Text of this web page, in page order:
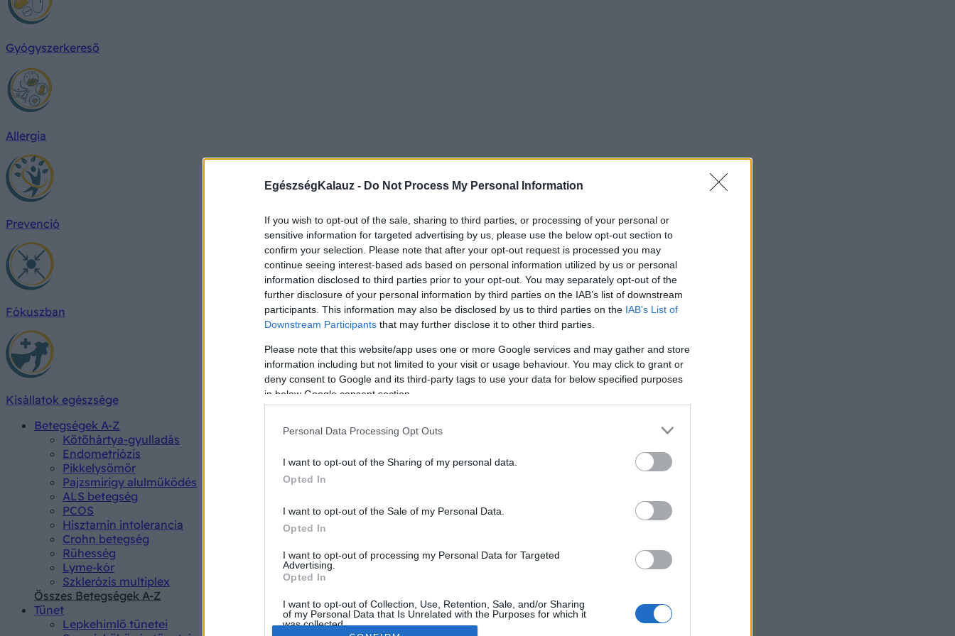
EgészségKalauz - Do Not Process My Personal Information
If you wish to opt-out of the sale, sharing to third parties, or processing of your personal or
sensitive information for targeted advertising by us, please use the below opt-out section to
confirm your selection. Please note that after your opt-out request is processed you may
continue seeing interest-based ads based on personal information utilized by us or personal
information disclosed to third parties prior to your opt-out. You may separately opt-out of the
further disclosure of your personal information by third parties on the IAB’s list of downstream
participants. This information may also be disclosed by us to third parties on the IAB’s List of
Downstream Participants that may further disclose it to other third parties.
Please note that this website/app uses one or more Google services and may gather and store
information including but not limited to your visit or usage behaviour. You may click to grant or
deny consent to Google and its third-party tags to use your data for below specified purposes
in below Google consent section.
Personal Data Processing Opt Outs
I want to opt-out of the Sharing of my personal data.
Opted In
I want to opt-out of the Sale of my Personal Data.
Opted In
I want to opt-out of processing my Personal Data for Targeted
Advertising.
Opted In
I want to opt-out of Collection, Use, Retention, Sale, and/or Sharing
of my Personal Data that Is Unrelated with the Purposes for which it
was collected.
Gyógyszerkereső
Allergia
Prevenció
Fókuszban
Kisállatok egészsége
Betegségek A-Z
Kötőhártya-gyulladás
Endometriózis
Pikkelysömör
Pajzsmirigy alulműködés
ALS betegség
PCOS
Hisztamin intolerancia
Crohn betegség
Rühesség
Lyme-kór
Szklerózis multiplex
Összes Betegségek A-Z
Tünet
Lepkehimlő tünetei